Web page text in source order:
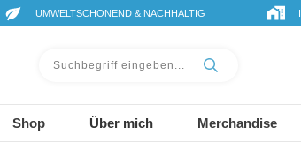
UMWELTSCHONEND & NACHHALTIG
Shop Über mich Merchandise